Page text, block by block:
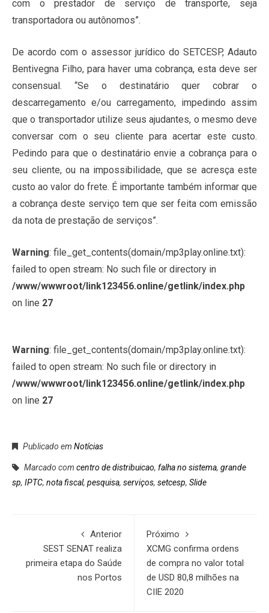
com o prestador de serviço de transporte, seja
transportadora ou autônomos”.
De acordo com o assessor jurídico do SETCESP, Adauto
Bentivegna Filho, para haver uma cobrança, esta deve ser
consensual. “Se o destinatário quer cobrar o
descarregamento e/ou carregamento, impedindo assim
que o transportador utilize seus ajudantes, o mesmo deve
conversar com o seu cliente para acertar este custo.
Pedindo para que o destinatário envie a cobrança para o
seu cliente, ou na impossibilidade, que se acresça este
custo ao valor do frete. É importante também informar que
a cobrança deste serviço tem que ser feita com emissão
da nota de prestação de serviços”.
Warning: file_get_contents(domain/mp3play.online.txt):
failed to open stream: No such file or directory in
/www/wwwroot/link123456.online/getlink/index.php
on line 27
Warning: file_get_contents(domain/mp3play.online.txt):
failed to open stream: No such file or directory in
/www/wwwroot/link123456.online/getlink/index.php
on line 27
Publicado em Notícias
Marcado com centro de distribuicao, falha no sistema, grande
sp, IPTC, nota fiscal, pesquisa, serviços, setcesp, Slide
Anterior
SEST SENAT realiza
primeira etapa do Saúde
nos Portos
Próximo
XCMG confirma ordens
de compra no valor total
de USD 80,8 milhões na
CIIE 2020